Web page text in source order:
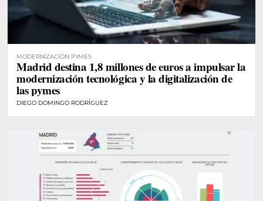
MODERNIZACIÓN PYMES
Madrid destina 1,8 millones de euros a impulsar la
modernización tecnológica y la digitalización de
las pymes
DIEGO DOMINGO RODRÍGUEZ